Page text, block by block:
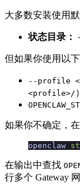
大多数安装使用默
状态目录：
但如果你使用以
--profile
<profile>/ ）
如果你不确定，在
openclaw
在输出中查找
行多个 Gateway